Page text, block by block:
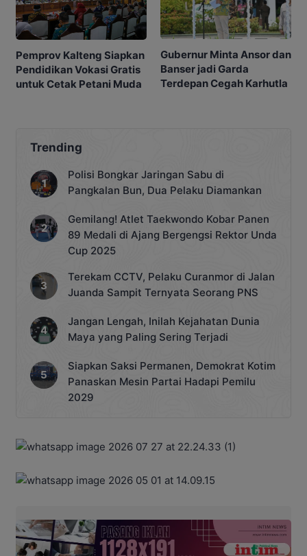
Pemprov Kalteng Siapkan
Pendidikan Vokasi Gratis
untuk Cetak Petani Muda
Gubernur Minta Ansor dan
Banser jadi Garda
Terdepan Cegah Karhutla
Trending
Polisi Bongkar Jaringan Sabu di
Pangkalan Bun, Dua Pelaku Diamankan
Gemilang! Atlet Taekwondo Kobar Panen
89 Medali di Ajang Bergengsi Rektor Unda
Cup 2025
Terekam CCTV, Pelaku Curanmor di Jalan
Juanda Sampit Ternyata Seorang PNS
Jangan Lengah, Inilah Kejahatan Dunia
Maya yang Paling Sering Terjadi
Siapkan Saksi Permanen, Demokrat Kotim
Panaskan Mesin Partai Hadapi Pemilu
2029